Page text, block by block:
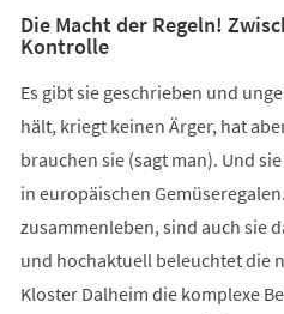
Die Macht der Regeln!
Kontrolle
Es gibt sie geschrieben und
hält, kriegt keinen Ärger, hat
brauchen sie (sagt man). Und
in europäischen
zusammenleben, sind auch sie
und hochaktuell beleuchtet die
Kloster Dalheim die komplexe